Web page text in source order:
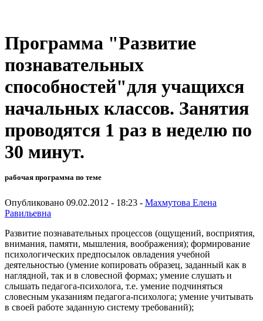
Программа "Развитие
познавательных
способностей"для учащихся
начальных классов. Занятия
проводятся 1 раз в неделю по
30 минут.
рабочая программа по теме
Опубликовано 09.02.2012 - 18:23 - Махмутова Елена
Равильевна
Развитие познавательных процессов (ощущений, вос­приятия,
внимания, памяти, мышления, воображения); формирование
психологических предпосылок овладения учебной
деятельностью (умение копировать образец, заданный как в
наглядной, так и в словесной формах; умение слушать и
слышать педагога-психолога, т.е. уме­ние подчиняться
словесным указаниям педагога-психолога; умение учитывать
в своей работе заданную систему требова­ний);